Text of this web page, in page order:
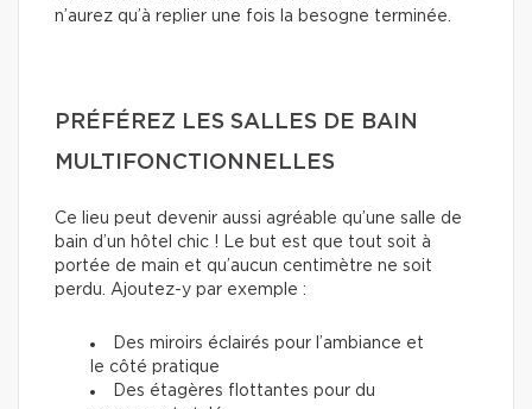
n’aurez qu’à replier une fois la besogne terminée.
PRÉFÉREZ LES SALLES DE BAIN
MULTIFONCTIONNELLES
Ce lieu peut devenir aussi agréable qu’une salle de
bain d’un hôtel chic ! Le but est que tout soit à
portée de main et qu’aucun centimètre ne soit
perdu. Ajoutez-y par exemple :
Des miroirs éclairés pour l’ambiance et
le côté pratique
Des étagères flottantes pour du